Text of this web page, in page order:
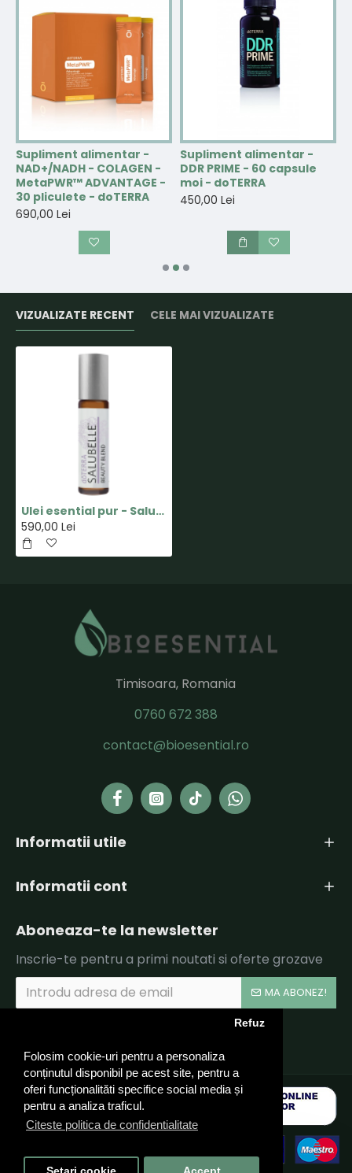
Folosim cookie-uri pentru a personaliza
conținutul disponibil pe acest site, pentru a
oferi funcționalităti specifice social media și
pentru a analiza traficul.
Citeste politica de confidentialitate
Refuz
Supliment alimentar -
NAD+/NADH - COLAGEN -
MetaPWR™ ADVANTAGE -
30 pliculete - doTERRA
690,00 Lei
Supliment alimentar -
DDR PRIME - 60 capsule
moi - doTERRA
450,00 Lei
VIZUALIZATE RECENT CELE MAI VIZUALIZATE
Ulei esential pur - Salubelle - 10ml - doTERRA
590,00 Lei
Timisoara, Romania
0760 672 388
contact@bioesential.ro
Informatii utile
Informatii cont
Aboneaza-te la newsletter
Inscrie-te pentru a primi noutati si oferte grozave
MA ABONEZ!